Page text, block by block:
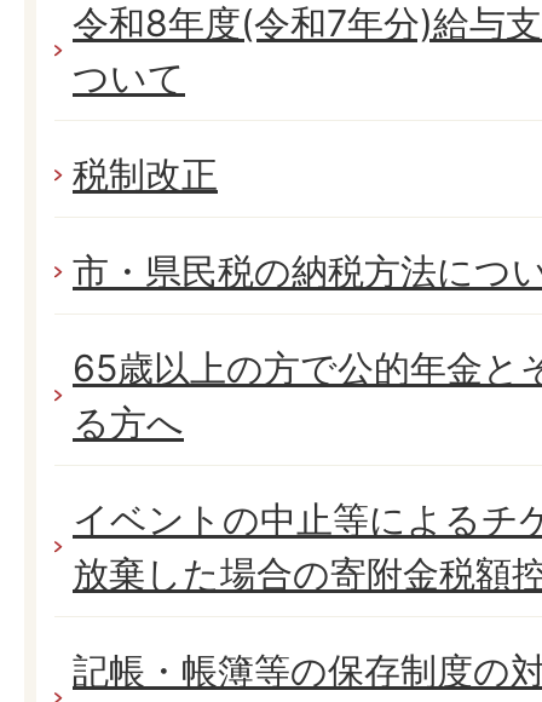
令和8年度(令和7年分)給与
ついて
税制改正
市・県民税の納税方法につ
65歳以上の方で公的年金と
る方へ
イベントの中止等によるチ
放棄した場合の寄附金税額
記帳・帳簿等の保存制度の